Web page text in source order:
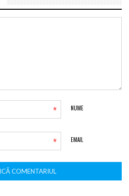
NUME
*
EMAIL
*